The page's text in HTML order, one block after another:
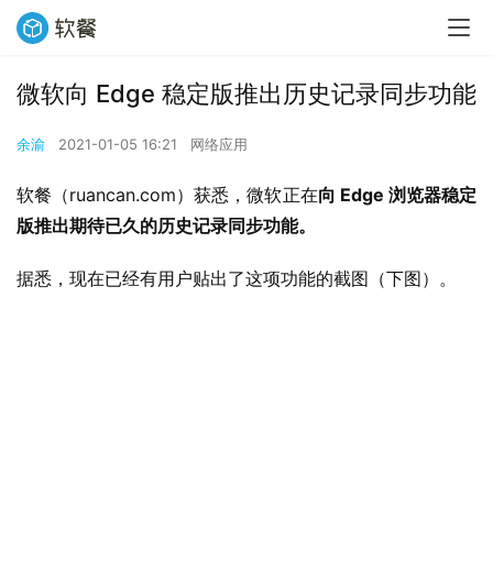
微软向 Edge 稳定版推出历史记录同步功能
余渝 2021-01-05 16:21 网络应用
软餐（ruancan.com）获悉，微软正在向 Edge 浏览器稳定
版推出期待已久的历史记录同步功能。
据悉，现在已经有用户贴出了这项功能的截图（下图）。